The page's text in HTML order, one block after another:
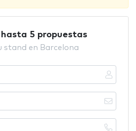
5 propuestas
stand en Barcelona